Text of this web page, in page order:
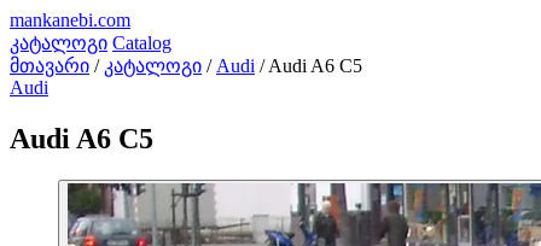
mankanebi.com
კატალოგი Catalog
მთავარი / კატალოგი / Audi / Audi A6 C5
Audi
Audi A6 C5